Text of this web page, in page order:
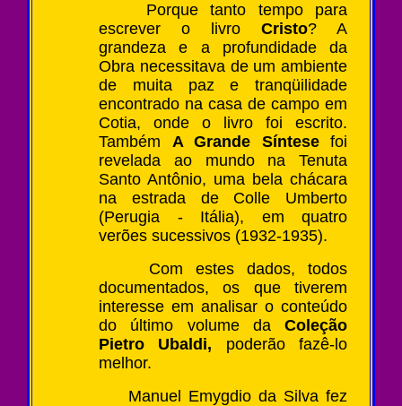
Porque tanto tempo para
escrever o livro Cristo? A
grandeza e a profundidade da
Obra necessitava de um ambiente
de muita paz e tranqüilidade
encontrado na casa de campo em
Cotia, onde o livro foi escrito.
Também A Grande Síntese foi
revelada ao mundo na Tenuta
Santo Antônio, uma bela chácara
na estrada de Colle Umberto
(Perugia - Itália), em quatro
verões sucessivos (1932-1935).
Com estes dados, todos
documentados, os que tiverem
interesse em analisar o conteúdo
do último volume da Coleção
Pietro Ubaldi, poderão fazê-lo
melhor.
Manuel Emygdio da Silva fez